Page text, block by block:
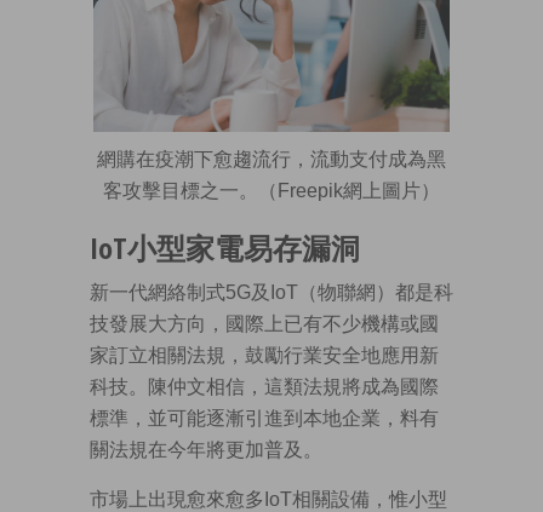
網購在疫潮下愈趨流行，流動支付成為黑
客攻擊目標之一。（Freepik網上圖片）
IoT小型家電易存漏洞
新一代網絡制式5G及IoT（物聯網）都是科
技發展大方向，國際上已有不少機構或國
家訂立相關法規，鼓勵行業安全地應用新
科技。陳仲文相信，這類法規將成為國際
標準，並可能逐漸引進到本地企業，料有
關法規在今年將更加普及。
市場上出現愈來愈多IoT相關設備，惟小型